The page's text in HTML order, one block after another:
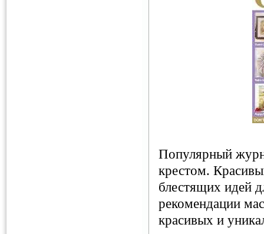
Популярный
крестом.
блестящих идей
рекомендации
красивых и